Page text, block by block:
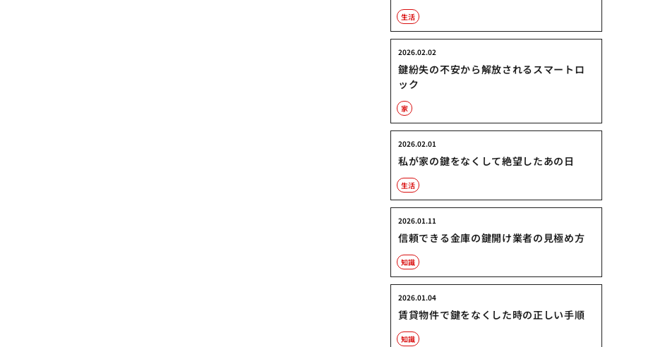
生活
鍵紛失の不安から解放されるスマートロ
ック
2026.02.02
家
私が家の鍵をなくして絶望したあの日
2026.02.01
生活
信頼できる金庫の鍵開け業者の見極め方
2026.01.11
知識
賃貸物件で鍵をなくした時の正しい手順
2026.01.04
知識